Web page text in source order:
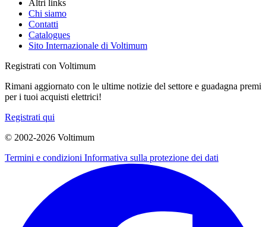
Altri links
Chi siamo
Contatti
Catalogues
Sito Internazionale di Voltimum
Registrati con Voltimum
Rimani aggiornato con le ultime notizie del settore e guadagna premi
per i tuoi acquisti elettrici!
Registrati qui
© 2002-2026 Voltimum
Termini e condizioni Informativa sulla protezione dei dati